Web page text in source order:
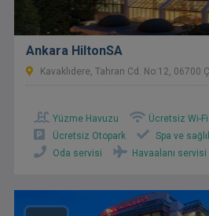
Ankara HiltonSA
Kavaklıdere, Tahran Cd. No:12, 06700
Yüzme Havuzu
Ücretsiz Wi-
Ücretsiz Otopark
Spa ve
Oda servisi
Havaalanı servisi